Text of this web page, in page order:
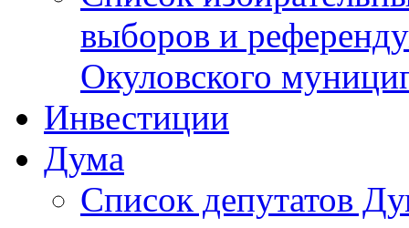
выборов и
Окуловского
Инвестиции
Дума
Список депутатов